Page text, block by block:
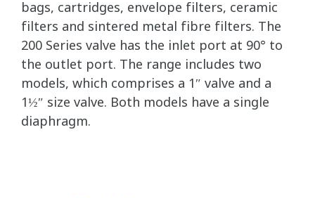
bags, cartridges, envelope filters, ceramic
filters and sintered metal fibre filters. The
200 Series valve has the inlet port at 90° to
the outlet port. The range includes two
models, which comprises a 1″ valve and a
1½″ size valve. Both models have a single
diaphragm.